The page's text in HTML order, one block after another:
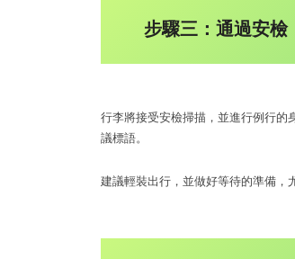
步驟三：通過安檢
行李將接受安檢掃描，並進行例行的
議標語。
建議輕裝出行，並做好等待的準備，